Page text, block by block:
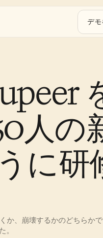
人の
に研
、崩壊するかのどちらかで
デモ